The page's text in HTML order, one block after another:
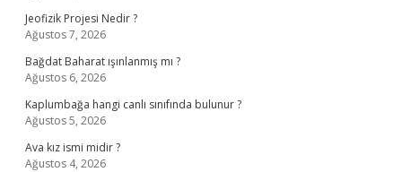
Jeofizik Projesi Nedir ?
Ağustos 7, 2026
Bağdat Baharat ışınlanmış mı ?
Ağustos 6, 2026
Kaplumbağa hangi canlı sınıfında bulunur ?
Ağustos 5, 2026
Ava kız ismi midir ?
Ağustos 4, 2026